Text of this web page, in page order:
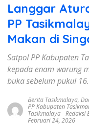
Langgar
PP
Makan di
Satpol PP Kabupaten
kepada enam warung
buka sebelum pukul
Berita Tasikmalaya,
PP Kabupaten
Tasikmalaya-Redaksi
Februari 24, 2026